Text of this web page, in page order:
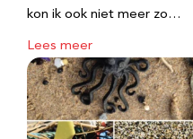
kon ik ook niet meer zo…
Lees meer